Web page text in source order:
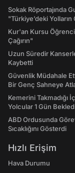
Sokak Röportajında
"Türkiye’deki
Kur'an Kursu
Çağırın"
Uzun Süredir
Kaybetti
Güvenlik Müdahale
Bir Genç Sahneye
Kemerini Takmadığı
Yolcular 1 Gün
ABD Ordusunda
Sıcaklığını Gösterdi
Hızlı Erişim
Hava Durumu